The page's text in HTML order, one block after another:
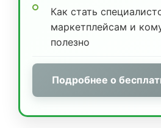
Как стать
маркетплейсам и
полезно
Подробнее о